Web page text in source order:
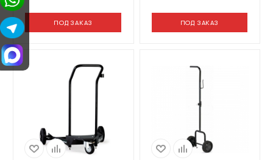
LED дисплей - 1 шт. 3.
Блок управления
подачей масла - 1 шт.
Катушка со шлангом -
ПОД ЗАКАЗ ПОД ЗАКАЗ